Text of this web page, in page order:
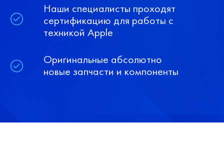
Наши специалисты проходят
сертификацию для работы с
техникой Apple
Оригинальные абсолютно
новые запчасти и компоненты